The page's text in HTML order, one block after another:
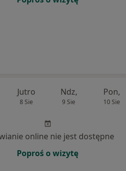
Jutro
8 Sie
Ndz,
9 Sie
Pon,
10 Sie
online nie jest dostępne
Poproś o wizytę